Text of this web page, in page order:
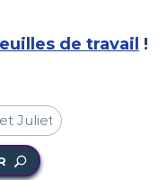
de travail !